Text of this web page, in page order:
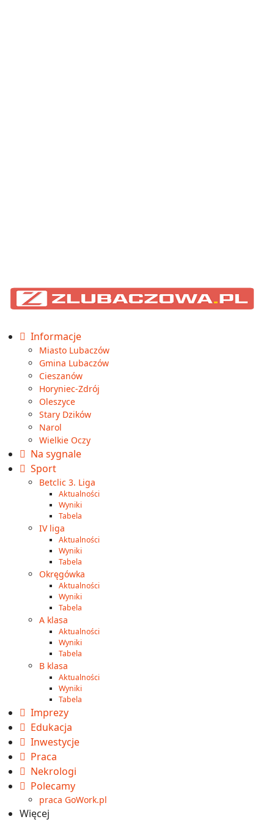
Informacje
Miasto Lubaczów
Gmina Lubaczów
Cieszanów
Horyniec-Zdrój
Oleszyce
Stary Dzików
Narol
Wielkie Oczy
Na sygnale
Sport
Betclic 3. Liga
Aktualności
Wyniki
Tabela
IV liga
Aktualności
Wyniki
Tabela
Okręgówka
Aktualności
Wyniki
Tabela
A klasa
Aktualności
Wyniki
Tabela
B klasa
Aktualności
Wyniki
Tabela
Imprezy
Edukacja
Inwestycje
Praca
Nekrologi
Polecamy
praca GoWork.pl
Więcej